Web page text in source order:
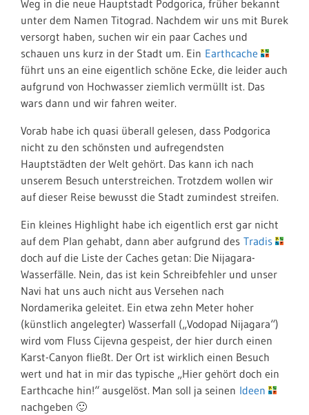
Weg in die neue Hauptstadt Podgorica, früher bekannt
unter dem Namen Titograd. Nachdem wir uns mit Burek
versorgt haben, suchen wir ein paar Caches und
schauen uns kurz in der Stadt um. Ein Earthcache
führt uns an eine eigentlich schöne Ecke, die leider auch
aufgrund von Hochwasser ziemlich vermüllt ist. Das
wars dann und wir fahren weiter.
Vorab habe ich quasi überall gelesen, dass Podgorica
nicht zu den schönsten und aufregendsten
Hauptstädten der Welt gehört. Das kann ich nach
unserem Besuch unterstreichen. Trotzdem wollen wir
auf dieser Reise bewusst die Stadt zumindest streifen.
Ein kleines Highlight habe ich eigentlich erst gar nicht
auf dem Plan gehabt, dann aber aufgrund des Tradis
doch auf die Liste der Caches getan: Die Nijagara-
Wasserfälle. Nein, das ist kein Schreibfehler und unser
Navi hat uns auch nicht aus Versehen nach
Nordamerika geleitet. Ein etwa zehn Meter hoher
(künstlich angelegter) Wasserfall („Vodopad Nijagara“)
wird vom Fluss Cijevna gespeist, der hier durch einen
Karst-Canyon fließt. Der Ort ist wirklich einen Besuch
wert und hat in mir das typische „Hier gehört doch ein
Earthcache hin!“ ausgelöst. Man soll ja seinen Ideen
nachgeben 🙂